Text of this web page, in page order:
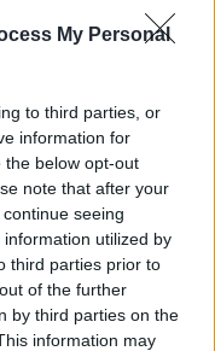
My Personal
to third parties, or
information for
the below opt-out
note that after your
seeing
utilized by
third parties prior to
of the further
by third parties on the
information may